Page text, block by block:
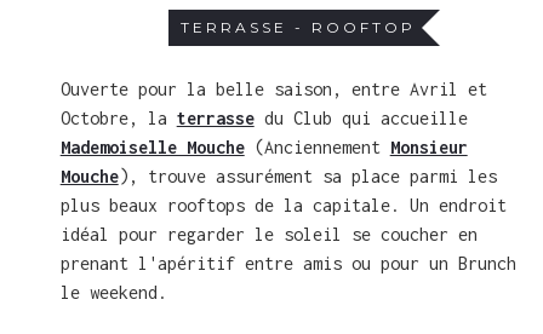
TERRASSE - ROOFTOP
Ouverte pour la belle saison, entre Avril et
Octobre, la terrassedu Club qui accueille
Mademoiselle Mouche(Anciennement Monsieur
Mouche), trouve assurément sa place parmi les
plus beaux rooftops de la capitale. Un endroit
idéal pour regarder le soleil se coucher en
prenant l'apéritif entre amis ou pour un Brunch
le weekend.